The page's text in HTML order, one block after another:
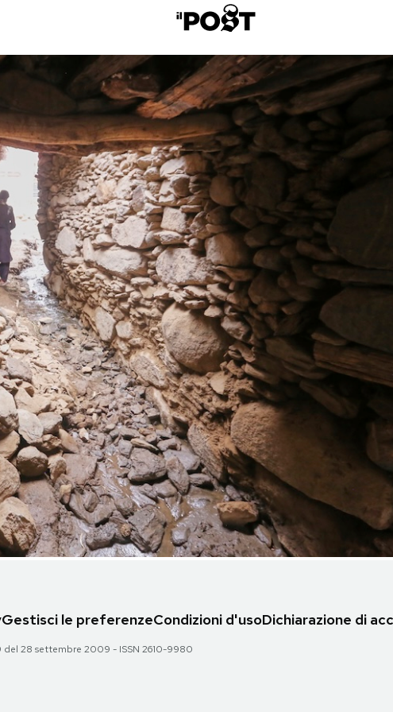
Gestisci le preferenzeCondizioni d'usoDichiarazione di
del 28 settembre 2009 - ISSN 2610-9980